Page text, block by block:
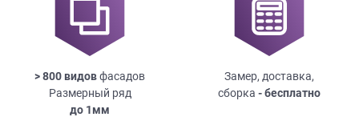
> 800 видовфасадов
Размерный ряд
до 1мм
Замер, доставка,
сборка - бесплатно